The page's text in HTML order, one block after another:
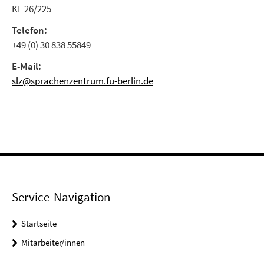
KL 26/225
Telefon:
+49 (0) 30 838 55849
E-Mail:
slz@sprachenzentrum.fu-berlin.de
Service-Navigation
Startseite
Mitarbeiter/innen